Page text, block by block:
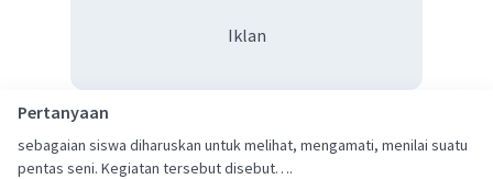
Iklan
Pertanyaan
sebagaian siswa diharuskan untuk melihat, mengamati, menilai suatu
pentas seni. Kegiatan tersebut disebut….